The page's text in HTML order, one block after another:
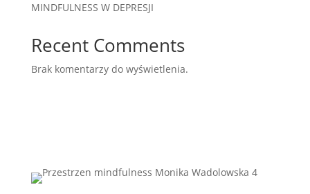
MINDFULNESS W DEPRESJI
Recent Comments
Brak komentarzy do wyświetlenia.